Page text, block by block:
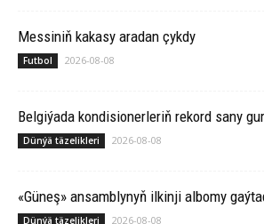
Messiniň kakasy aradan çykdy
Futbol 2026-08-08
Belgiýada kondisionerleriň rekord sany
Dünýä täzelikleri 2026-08-08
«Güneş» ansamblynyň ilkinji albomy
Dünýä täzelikleri 2026-08-08